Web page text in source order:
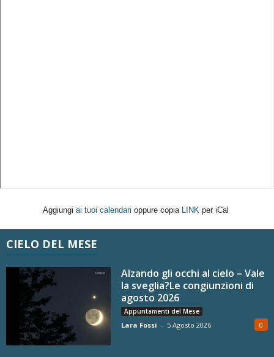
Aggiungi ai tuoi calendari oppure copia LINK per iCal
CIELO DEL MESE
Alzando gli occhi al cielo – Vale
la sveglia?Le congiunzioni di
agosto 2026
Appuntamenti del Mese
Lara Fossi - 5 Agosto 2026 0